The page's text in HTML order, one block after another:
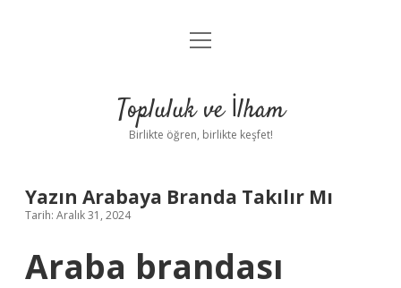
Anasayfa
Yasal Uyarı
menüyü
Topluluk ve İlham
Birlikte öğren, birlikte keşfet!
Yazın Arabaya Branda Takılır Mı
Tarih: Aralık 31, 2024
Araba brandası